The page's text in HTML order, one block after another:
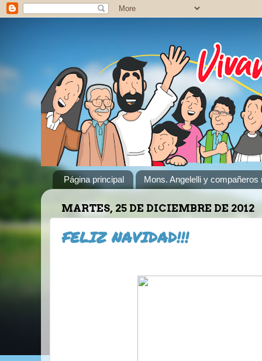
Página principal Mons. Angelelli y compañeros
MARTES, 25 DE DICIEMBRE DE 2012
FELIZ NAVIDAD!!!